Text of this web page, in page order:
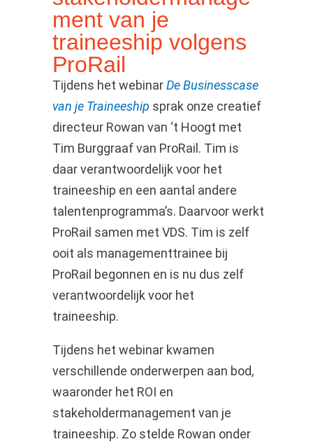
ment van je
traineeship volgens
ProRail
Tijdens het webinarDe Businesscase
van je Traineeship sprak onze creatief
directeur Rowan van ‘t Hoogt met
Tim Burggraaf van ProRail. Tim is
daar verantwoordelijk voor het
traineeship en een aantal andere
talentenprogramma’s. Daarvoor werkt
ProRail samen met VDS. Tim is zelf
ooit als managementtrainee bij
ProRail begonnen en is nu dus zelf
verantwoordelijk voor het
traineeship.
Tijdens het webinar kwamen
verschillende onderwerpen aan bod,
waaronder het ROI en
stakeholdermanagement van je
traineeship. Zo stelde Rowan onder